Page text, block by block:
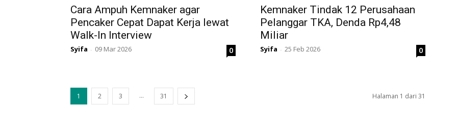
Cara Ampuh Kemnaker agar
Pencaker Cepat Dapat Kerja lewat
Walk-In Interview
Syifa - 09 Mar 2026 0
Kemnaker Tindak 12 Perusahaan
Pelanggar TKA, Denda Rp4,48
Miliar
Syifa - 25 Feb 2026 0
1 2 3 ... 31 Halaman 1 dari 31